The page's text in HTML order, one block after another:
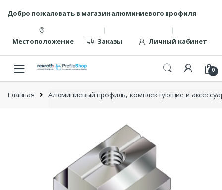
содержанию
Добро пожаловать в магазин алюминиевого профиля
Местоположение Заказы Личный кабинет
0
Главная Алюминиевый профиль, комплектующие и